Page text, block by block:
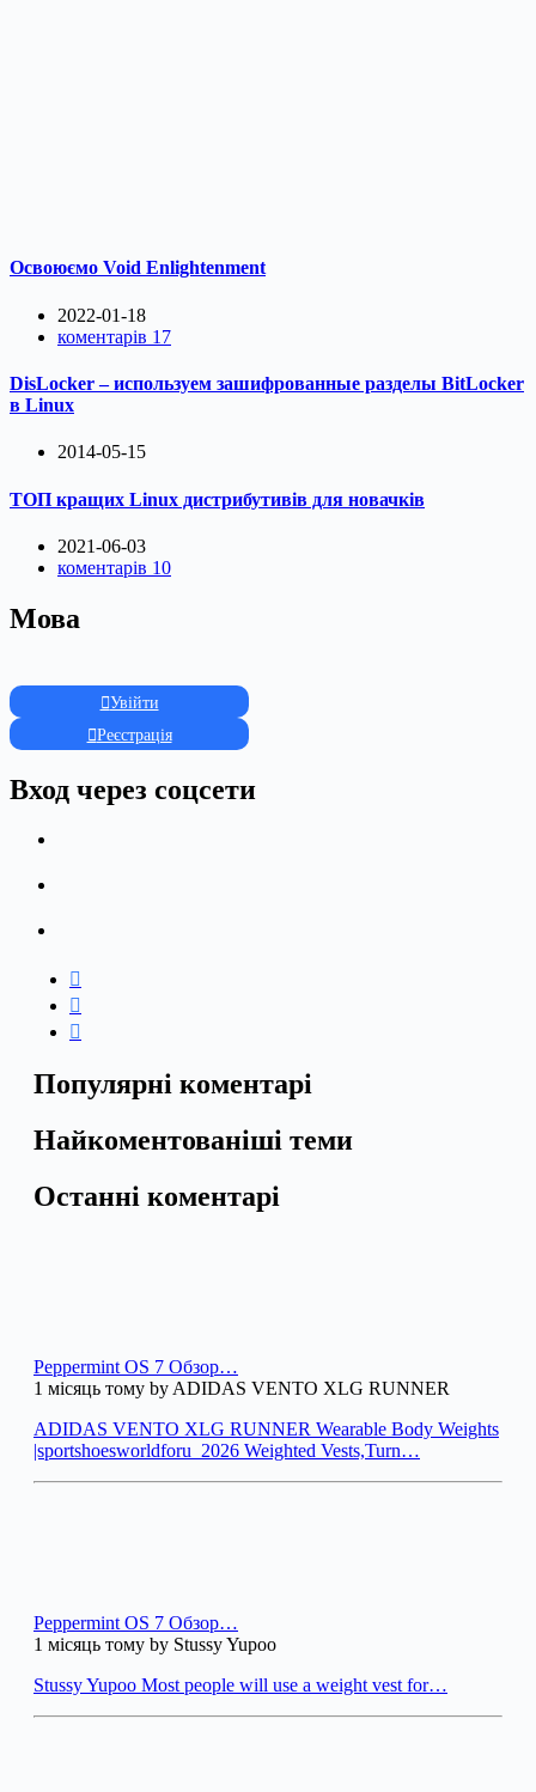
Освоюємо Void Enlightenment
2022-01-18
коментарів 17
DisLocker – используем зашифрованные разделы BitLocker
в Linux
2014-05-15
ТОП кращих Linux дистрибутивів для новачків
2021-06-03
коментарів 10
Мова
Увійти
Реєстрація
Вход через соцсети
Популярні коментарі
Найкоментованіші теми
Останні коментарі
Peppermint OS 7 Обзор…
1 місяць тому by ADIDAS VENTO XLG RUNNER
ADIDAS VENTO XLG RUNNER Wearable Body Weights
|sportshoesworldforu_2026 Weighted Vests,Turn…
Peppermint OS 7 Обзор…
1 місяць тому by Stussy Yupoo
Stussy Yupoo Most people will use a weight vest for…